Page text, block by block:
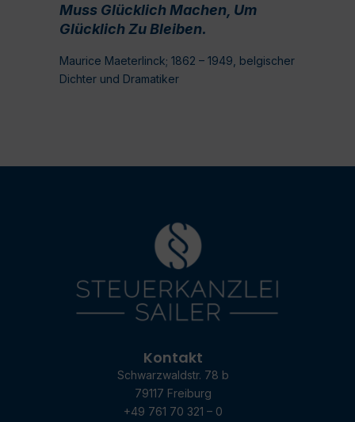
Muss Glücklich Machen, Um
Glücklich Zu Bleiben.
Maurice Maeterlinck; 1862 – 1949, belgischer
Dichter und Dramatiker
Kontakt
Schwarzwaldstr. 78 b
79117 Freiburg
+49 761 70 321 – 0